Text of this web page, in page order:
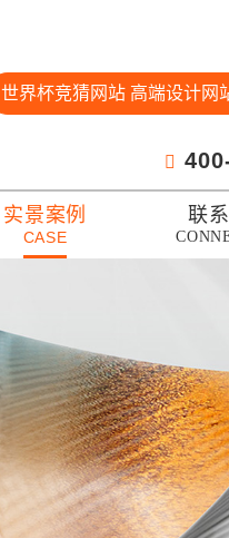
世界杯竞猜网站 高端设计网
实景案例
CASE
联